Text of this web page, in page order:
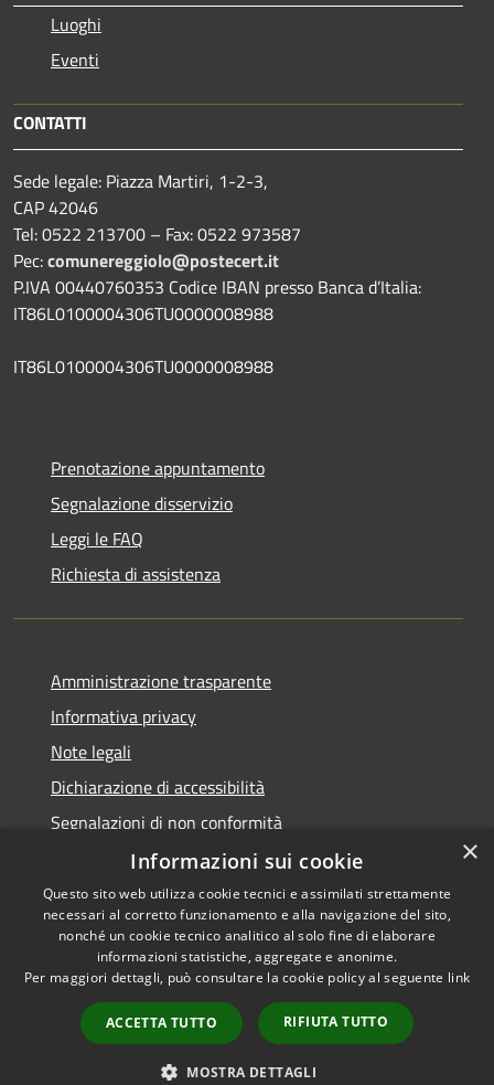
Luoghi
Eventi
CONTATTI
Sede legale: Piazza Martiri, 1-2-3,
CAP 42046
Tel: 0522 213700 – Fax: 0522 973587
Pec:comunereggiolo@postecert.it
P.IVA 00440760353 Codice IBAN presso Banca d’Italia:
IT86L0100004306TU0000008988
IT86L0100004306TU0000008988
Prenotazione appuntamento
Segnalazione disservizio
Leggi le FAQ
Richiesta di assistenza
Amministrazione trasparente
Informativa privacy
Note legali
Dichiarazione di accessibilità
Segnalazioni di non conformità
Accessibilità
Privacy
Mappa del sito
AMT fino al 31/12/2021
Copyright © 2026 • Comune di
Reggiolo • Powered by
Municipium•Accesso
redazione
×
Informazioni sui cookie
Questo sito web utilizza cookie tecnici e assimilati strettamente
necessari al corretto funzionamento e alla navigazione del sito,
nonché un cookie tecnico analitico al solo fine di elaborare
informazioni statistiche, aggregate e anonime.
Per maggiori dettagli, può consultare la cookie policy al seguente link
ACCETTA TUTTO RIFIUTA TUTTO
MOSTRA DETTAGLI